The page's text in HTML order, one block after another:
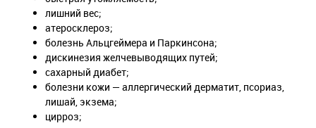
лишний вес;
атеросклероз;
болезнь Альцгеймера и Паркинсона;
дискинезия желчевыводящих путей;
сахарный диабет;
болезни кожи — аллергический дерматит, псориаз,
лишай, экзема;
цирроз;